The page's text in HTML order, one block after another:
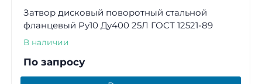
Затвор дисковый поворотный стальной
фланцевый Ру10 Ду400 25Л ГОСТ 12521-89
В наличии
По запросу